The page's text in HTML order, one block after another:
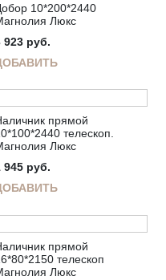
10*200*2440
Люкс
923 руб.
прямой
телескоп.
Люкс
945 руб.
прямой
телескоп
Люкс